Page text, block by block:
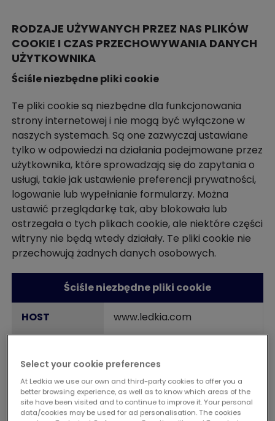
RODZAJE UŻYWANYCH PRZEZ NAS PLIKÓW
COOKIE I CZAS PRZECHOWYWANIA DANYCH
UŻYTKOWNIKA
Ściśle niezbędne pliki cookie
Te pliki cookie są niezbędne dla funkcjonowania
strony internetowej i nie mogą być wyłączone w
naszych systemach. Są one zazwyczaj ustawiane
tylko w odpowiedzi na działania podejmowane przez
użytkownika, które sprowadzają się do zapytania o
usługi, takie jak ustawienie preferencji prywatności,
logowanie lub wypełnianie formularzy. Można
ustawić przeglądarkę tak, aby blokowała lub
ostrzegała o tych plikach cookie, ale niektóre części
witryny nie będą wtedy działały. Te pliki cookie nie
przechowują żadnych danych osobowych.
Ściśle niezbędne pliki cookie
www.ledkia.com
1 rok
1st Party
Select your cookie preferences
At Ledkia we use our own and third-party cookies to offer you a
better browsing experience, as well as to know which areas of the
site have been visited and to continue to improve it. Your personal
data/cookies may be used for ad personalisation. The cookies